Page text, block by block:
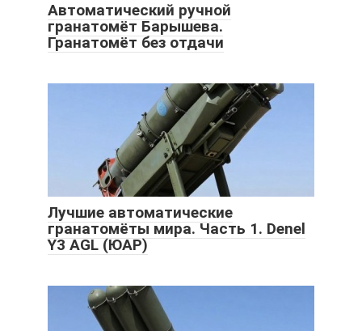
Автоматический ручной
гранатомёт Барышева.
Гранатомёт без отдачи
Лучшие автоматические
гранатомёты мира. Часть 1. Denel
Y3 AGL (ЮАР)